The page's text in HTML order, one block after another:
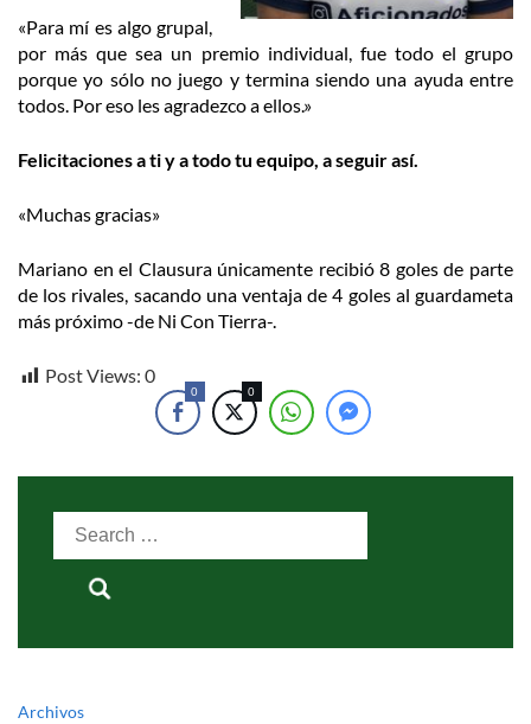
«Para mí es algo grupal,
por más que sea un premio individual, fue todo el grupo
porque yo sólo no juego y termina siendo una ayuda entre
todos. Por eso les agradezco a ellos.»
Felicitaciones a ti y a todo tu equipo, a seguir así.
«Muchas gracias»
Mariano en el Clausura únicamente recibió 8 goles de parte
de los rivales, sacando una ventaja de 4 goles al guardameta
más próximo -de Ni Con Tierra-.
Post Views: 0
0 0
Search
Archivos